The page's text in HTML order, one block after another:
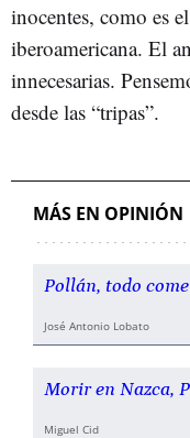
inocentes, como es
iberoamericana. El
innecesarias.
desde las “tripas”.
MÁS EN OPINIÓN
Pollán, todo
José Antonio Lobato
Morir en Nazca,
Miguel Cid